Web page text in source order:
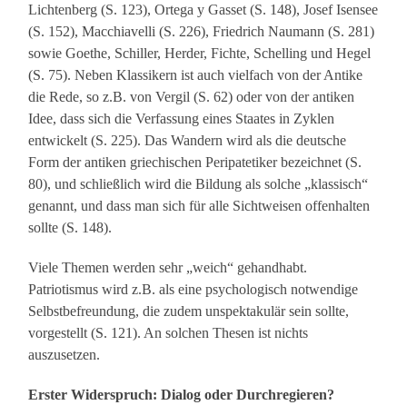
Lichtenberg (S. 123), Ortega y Gasset (S. 148), Josef Isensee
(S. 152), Macchiavelli (S. 226), Friedrich Naumann (S. 281)
sowie Goethe, Schiller, Herder, Fichte, Schelling und Hegel
(S. 75). Neben Klassikern ist auch vielfach von der Antike
die Rede, so z.B. von Vergil (S. 62) oder von der antiken
Idee, dass sich die Verfassung eines Staates in Zyklen
entwickelt (S. 225). Das Wandern wird als die deutsche
Form der antiken griechischen Peripatetiker bezeichnet (S.
80), und schließlich wird die Bildung als solche „klassisch“
genannt, und dass man sich für alle Sichtweisen offenhalten
sollte (S. 148).
Viele Themen werden sehr „weich“ gehandhabt.
Patriotismus wird z.B. als eine psychologisch notwendige
Selbstbefreundung, die zudem unspektakulär sein sollte,
vorgestellt (S. 121). An solchen Thesen ist nichts
auszusetzen.
Erster Widerspruch: Dialog oder Durchregieren?